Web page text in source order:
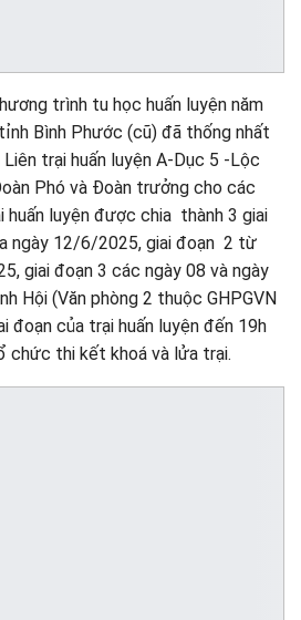
trình tu học huấn luyện năm
Bình Phước (cũ) đã thống nhất
trại huấn luyện A-Dục 5 -Lộc
Phó và Đoàn trưởng cho các
huấn luyện được chia thành 3 giai
ngày 12/6/2025, giai đoạn 2 từ
giai đoạn 3 các ngày 08 và ngày
Hội (Văn phòng 2 thuộc GHPGVN
đoạn của trại huấn luyện đến 19h
thi kết khoá và lửa trại.